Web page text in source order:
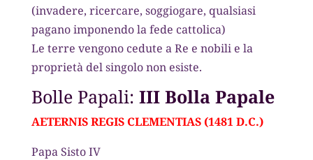
(invadere, ricercare, soggiogare, qualsiasi
pagano imponendo la fede cattolica)
Le terre vengono cedute a Re e nobili e la
proprietà del singolo non esiste.
Bolle Papali: III Bolla Papale
AETERNIS REGIS CLEMENTIAS (1481 D.C.)
Papa Sisto IV